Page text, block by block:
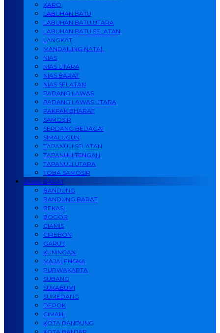
KARO
LABUHAN BATU
LABUHAN BATU UTARA
LABUHAN BATU SELATAN
LANGKAT
MANDAILING NATAL
NIAS
NIAS UTARA
NIAS BARAT
NIAS SELATAN
PADANG LAWAS
PADANG LAWAS UTARA
PAKPAK BHARAT
SAMOSIR
SERDANG BEDAGAI
SIMALUGUN
TAPANULI SELATAN
TAPANULI TENGAH
TAPANULI UTARA
TOBA SAMOSIR
JAWA BARAT
BANDUNG
BANDUNG BARAT
BEKASI
BOGOR
CIAMIS
CIREBON
GARUT
KUNINGAN
MAJALENGKA
PURWAKARTA
SUBANG
SUKABUMI
SUMEDANG
DEPOK
CIMAHI
KOTA BANDUNG